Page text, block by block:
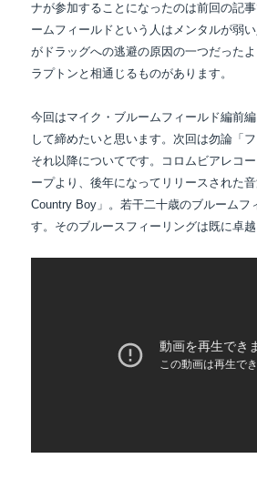
ナが参加することになったのは前回の記事
ームフィールドという人はメンタルが弱
がドラッグへの逃避の原因の一つだった
ラプトンと相通じるものがあります。
今回はマイク・ブルームフィールド編前
して締めたいと思います。次回は勿論「
それ以降についてです。コロムビアレコ
ープより、後年になってリリースされた
Country Boy」。若干二十歳のブルームフ
す。そのブルースフィーリングは既に卓越